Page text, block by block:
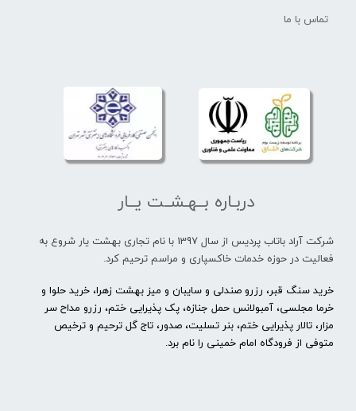
تماس با ما
دربـاره بــهـشــت یــار
شرکت آراد باتاب پردیس از سال 1397 با نام تجاری بهشت یار شروع به
فعالیت در حوزه خدمات خاکسپاری و مراسم ترحیم کرد.
خرید سنگ قبر، رزرو صندلی و سایبان و میز بهشت زهرا، خرید حلوا و
خرما مجلسی، آمبولانس حمل جنازه، پک پذیرایی ختم، رزرو مداح سر
مزار، تالار پذیرایی ختم، بنر تسلیت، صدور، تاج گل ترحیم و ترخیص
متوفی از فرودگاه امام خمینی را نام برد.